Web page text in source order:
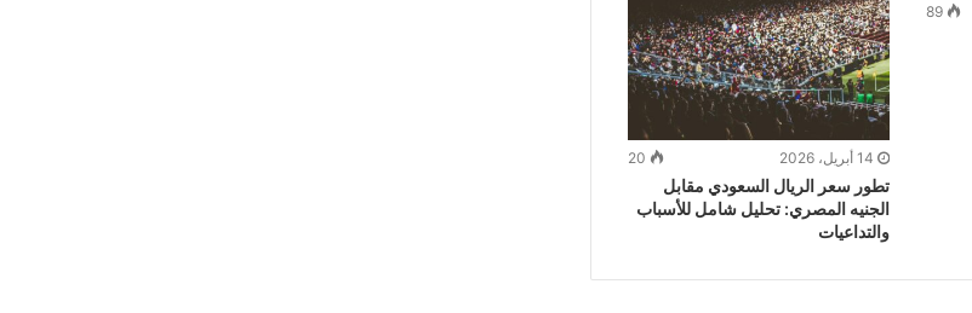
89
14 أبريل، 2026 20
تطور سعر الريال السعودي مقابل
الجنيه المصري: تحليل شامل للأسباب
والتداعيات